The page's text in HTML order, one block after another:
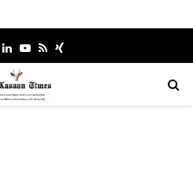
LinkedinYoutube
RssXing